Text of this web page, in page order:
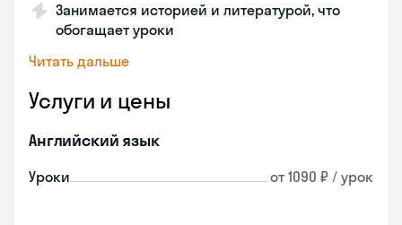
Занимается историей и литературой, что
обогащает уроки
Читать дальше
Услуги и цены
Английский язык
Уроки от 1090 ₽ / урок